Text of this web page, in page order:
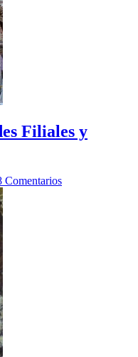
Filiales y
Comentarios